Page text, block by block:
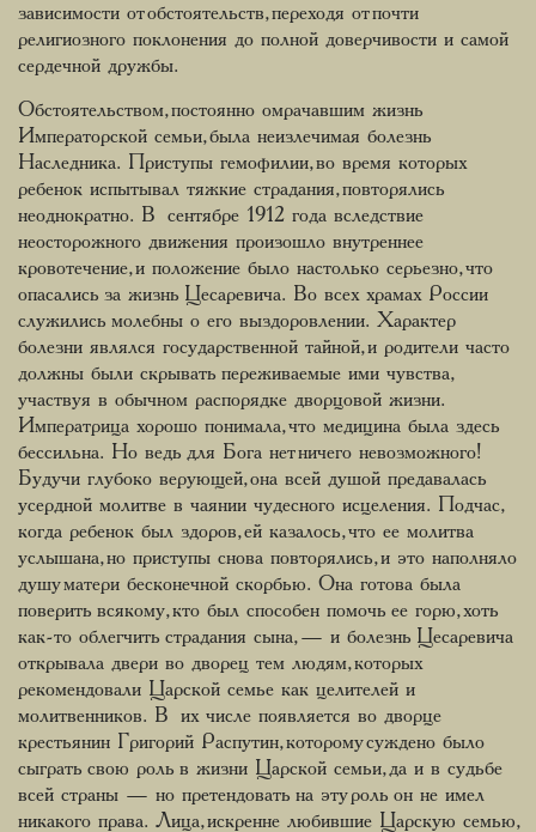
зависимости от обстоятельств, переходя от почти
религиозного поклонения до полной доверчивости и самой
сердечной дружбы.
Обстоятельством, постоянно омрачавшим жизнь
Императорской семьи, была неизлечимая болезнь
Наследника. Приступы гемофилии, во время которых
ребенок испытывал тяжкие страдания, повторялись
неоднократно. В сентябре 1912 года вследствие
неосторожного движения произошло внутреннее
кровотечение, и положение было настолько серьезно, что
опасались за жизнь Цесаревича. Во всех храмах России
служились молебны о его выздоровлении. Характер
болезни являлся государственной тайной, и родители часто
должны были скрывать переживаемые ими чувства,
участвуя в обычном распорядке дворцовой жизни.
Императрица хорошо понимала, что медицина была здесь
бессильна. Но ведь для Бога нет ничего невозможного!
Будучи глубоко верующей, она всей душой предавалась
усердной молитве в чаянии чудесного исцеления. Подчас,
когда ребенок был здоров, ей казалось, что ее молитва
услышана, но приступы снова повторялись, и это наполняло
душу матери бесконечной скорбью. Она готова была
поверить всякому, кто был способен помочь ее горю, хоть
как-то облегчить страдания сына, — и болезнь Цесаревича
открывала двери во дворец тем людям, которых
рекомендовали Царской семье как целителей и
молитвенников. В их числе появляется во дворце
крестьянин Григорий Распутин, которому суждено было
сыграть свою роль в жизни Царской семьи, да и в судьбе
всей страны — но претендовать на эту роль он не имел
никакого права. Лица, искренне любившие Царскую семью,